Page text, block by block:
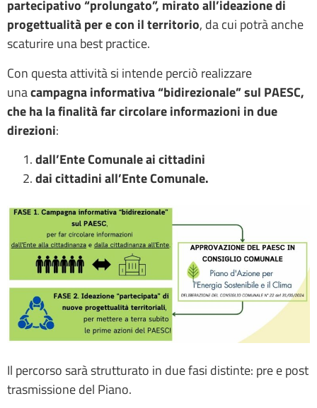
partecipativo “prolungato”, mirato all’ideazione di
progettualità per e con il territorio, da cui potrà anche
scaturire una best practice.
Con questa attività si intende perciò realizzare
unacampagna informativa “bidirezionale” sul PAESC,
che ha la finalità far circolare informazioni in due
direzioni:
dall’Ente Comunale ai cittadini
dai cittadini all’Ente Comunale.
Il percorso sarà strutturato in due fasi distinte: pre e post
trasmissione del Piano.